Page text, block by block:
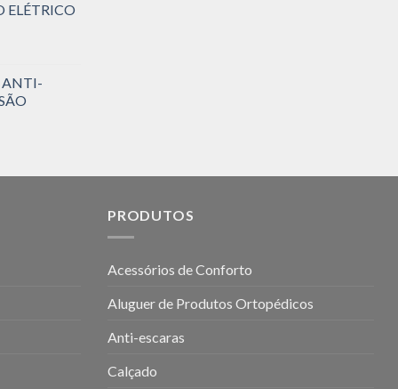
ELÉTRICO
ANTI-
PRODUTOS
Acessórios de Conforto
Aluguer de Produtos Ortopédicos
Anti-escaras
Calçado